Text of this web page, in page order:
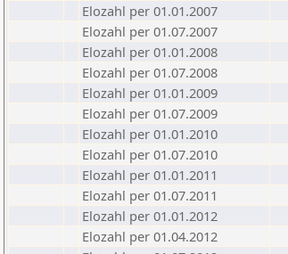
Elozahl per 01.01.2007
Elozahl per 01.07.2007
Elozahl per 01.01.2008
Elozahl per 01.07.2008
Elozahl per 01.01.2009
Elozahl per 01.07.2009
Elozahl per 01.01.2010
Elozahl per 01.07.2010
Elozahl per 01.01.2011
Elozahl per 01.07.2011
Elozahl per 01.01.2012
Elozahl per 01.04.2012